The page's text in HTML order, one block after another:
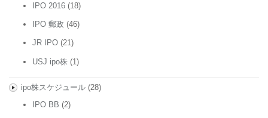
IPO 2016 (18)
IPO 郵政 (46)
JR IPO (21)
USJ ipo株 (1)
ipo株スケジュール(28)
IPO BB (2)